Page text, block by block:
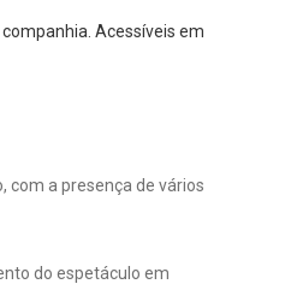
Acessíveis em
com a presença de vários
do espetáculo em